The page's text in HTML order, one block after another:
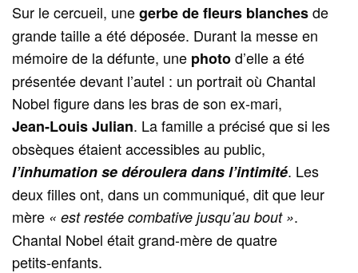
Sur le cercueil, unegerbe de fleurs blanchesde
grande taille a été déposée. Durant la messe en
mémoire de la défunte, une photod’elle a été
présentée devant l’autel : un portrait où Chantal
Nobel figure dans les bras de son ex‑mari,
Jean‑Louis Julian. La famille a précisé que si les
obsèques étaient accessibles au public,
l’inhumation se déroulera dans l’intimité. Les
deux filles ont, dans un communiqué, dit que leur
mère « est restée combative jusqu’au bout ».
Chantal Nobel était grand‑mère de quatre
petits‑enfants.